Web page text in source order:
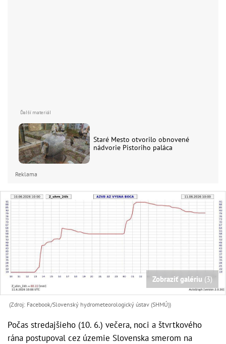
Staré Mesto otvorilo obnovené
nádvorie Pistoriho paláca
Reklama
Zobraziť galériu (3)
(Zdroj: Facebook/Slovenský hydrometeorologický ústav (SHMÚ))
Počas stredajšieho (10. 6.) večera, noci a štvrtkového
rána postupoval cez územie Slovenska smerom na